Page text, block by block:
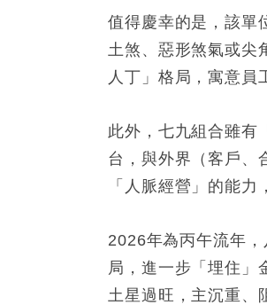
值得慶幸的是，該單
土煞、惡形煞氣或尖
人丁」格局，寓意員
此外，七九組合雖有
台，與外界（客戶、
「人脈經營」的能
2026年為丙午流年
局，進一步「埋住
土星過旺，主沉重、